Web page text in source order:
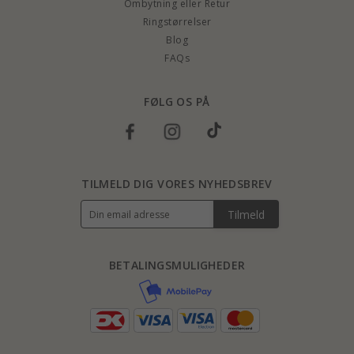
Ombytning eller Retur
Ringstørrelser
Blog
FAQs
FØLG OS PÅ
BETALINGSMULIGHEDER
TILMELD DIG VORES NYHEDSBREV
Tilmeld